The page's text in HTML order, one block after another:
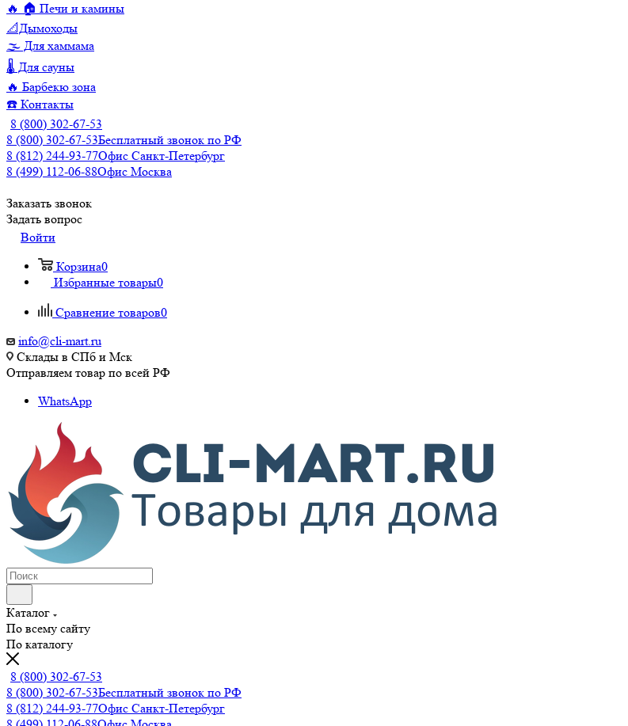
🔥 🏠 Печи и камины
📐Дымоходы
🌫️ Для хаммама
🌡️ Для сауны
🔥 Барбекю зона
☎️ Контакты
8 (800) 302-67-53
8 (800) 302-67-53Бесплатный звонок по РФ
8 (812) 244-93-77Офис Санкт-Петербург
8 (499) 112-06-88Офис Москва
Заказать звонок
Задать вопрос
Войти
Корзина0
Избранные товары0
Сравнение товаров0
info@cli-mart.ru
Склады в СПб и Мск
Отправляем товар по всей РФ
WhatsApp
Каталог
По всему сайту
По каталогу
8 (800) 302-67-53
8 (800) 302-67-53Бесплатный звонок по РФ
8 (812) 244-93-77Офис Санкт-Петербург